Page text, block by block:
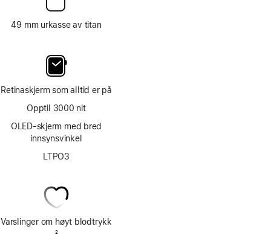
49 mm urkasse av titan
Retinaskjerm som alltid er på
Opptil 3000 nit
OLED-skjerm med bred
innsynsvinkel
LTPO3
Varslinger om høyt blodtrykk